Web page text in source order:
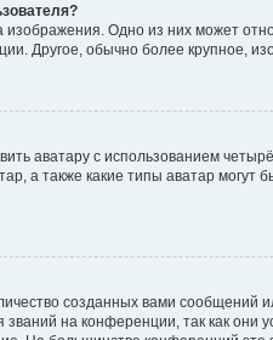
Одно из них может
Другое, обычно более крупное,
аватару с использованием
а также какие типы аватар
созданных вами сообщений
на конференции, так как